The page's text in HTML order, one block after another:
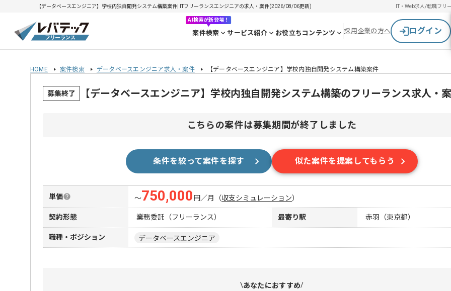
【データベースエンジニア】学校内独自開発システム構築案件| ITフリーランスエンジニアの求人・案件(2026/08/06更新) IT・Web求人/転職フリ
AI検索が新登場！
案件検索 サービス紹介 お役立ちコンテンツ 採用企業の方へ ログイン
HOME 案件検索 データベースエンジニア求人・案件 【データベースエンジニア】学校内独自開発システム構築案件
募集終了 【データベースエンジニア】学校内独自開発システム構築のフリーランス求人・
こちらの案件は募集期間が終了しました
条件を絞って案件を探す 似た案件を提案してもらう
単価 〜750,000 円／月 （収支シミュレーション）
契約形態 業務委託（フリーランス） 最寄り駅 赤羽（東京都）
職種・ポジション データベースエンジニア
あなたにおすすめ